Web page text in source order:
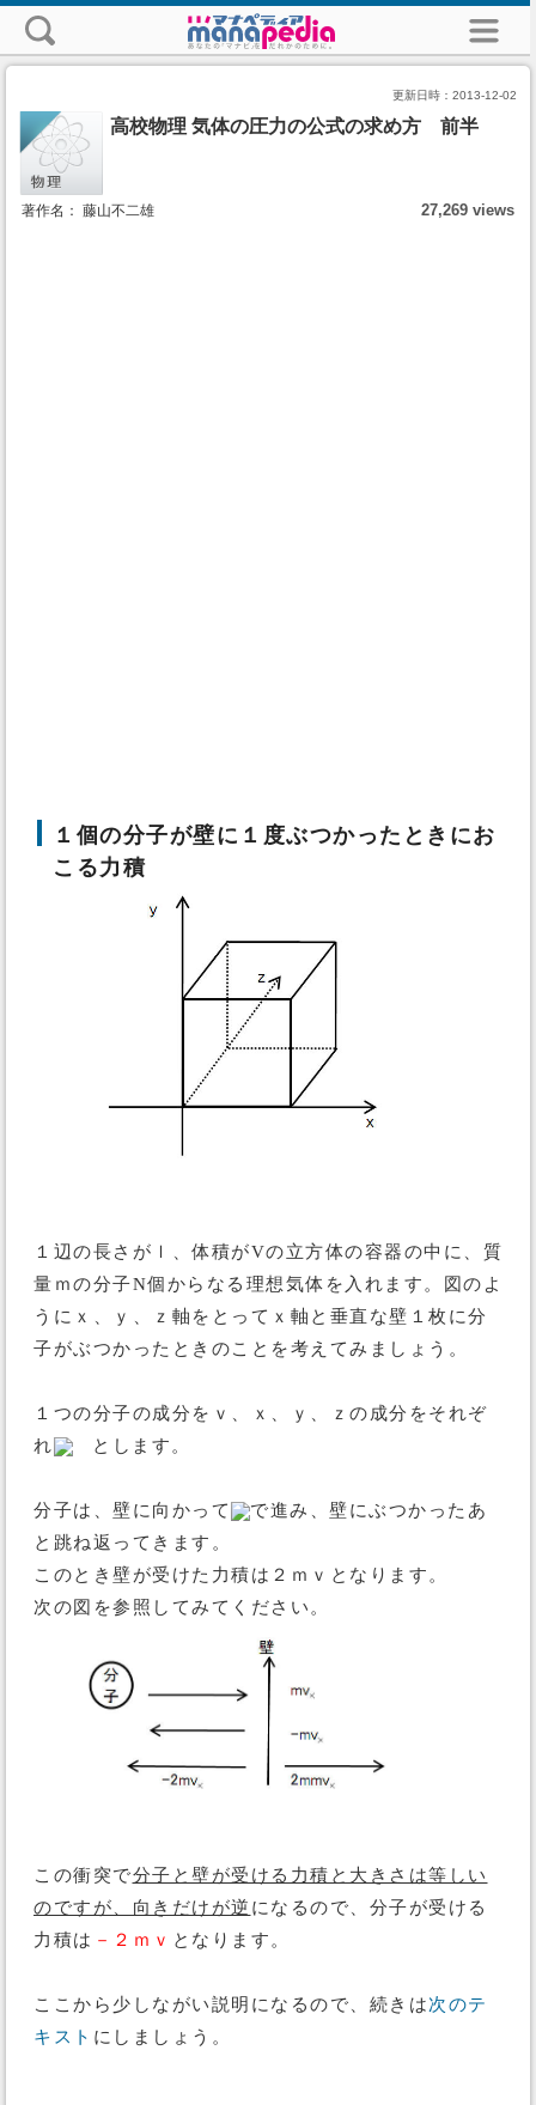
更新日時： 2013-12-02
高校物理 気体の圧力の公式の求め方 前半
著作名： 藤山不二雄 27,269 views
１個の分子が壁に１度ぶつかったときにお
こる力積
１辺の長さがｌ、体積がVの立方体の容器の中に、質
量ｍの分子N個からなる理想気体を入れます。図のよ
うにｘ、ｙ、ｚ軸をとってｘ軸と垂直な壁１枚に分
子がぶつかったときのことを考えてみましょう。
１つの分子の成分をｖ、ｘ、ｙ、ｚの成分をそれぞ
れ
とします。
分子は、壁に向かって
で進み、壁にぶつかったあ
と跳ね返ってきます。
このとき壁が受けた力積は２ｍｖとなります。
次の図を参照してみてください。
この衝突で分子と壁が受ける力積と大きさは等しい
のですが、向きだけが逆 になるので、分子が受ける
力積は －２ｍｖ となります。
ここから少しながい説明になるので、続きは次のテ
キスト にしましょう。